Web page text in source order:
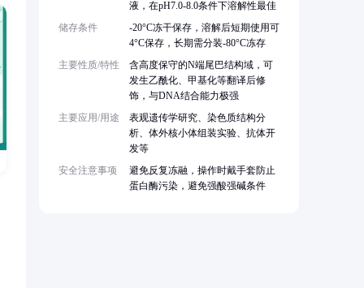
液，在pH7.0-8.0条件下溶解性最佳
储存条件
-20°C冻干保存，溶解后短期使用可
4°C保存，长期需分装-80°C冻存
主要性质/特性
含高度保守的N端尾巴结构域，可
发生乙酰化、甲基化等翻译后修
饰，与DNA结合能力极强
主要应用/用途
表观遗传学研究、染色质结构分
析、体外核小体组装实验、抗体开
发等
安全注意事项
避免反复冻融，操作时戴手套防止
蛋白酶污染，避免强酸强碱条件